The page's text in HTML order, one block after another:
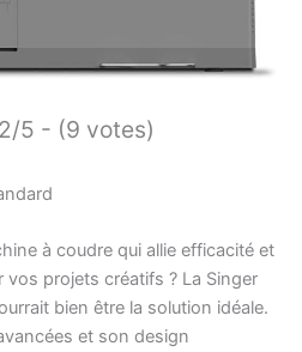
5 - (9 votes)
à coudre qui allie efficacité et
vos projets créatifs ? La Singer
bien être la solution idéale.
et son design